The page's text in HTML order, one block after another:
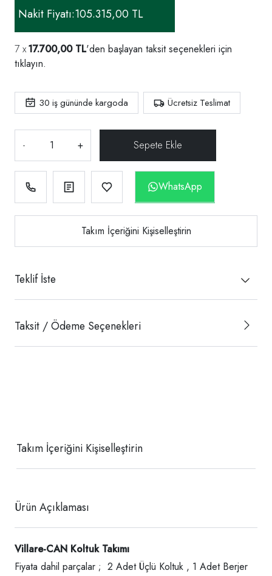
Nakit Fiyatı:105.315,00 TL
17.700,00 TL'den başlayan taksit seçenekleri için
tıklayın.
30 iş gününde kargoda Ücretsiz Teslimat
- +
WhatsApp
Takım İçeriğini Kişiselleştirin
Teklif İste
Taksit / Ödeme Seçenekleri
Takım İçeriğini Kişiselleştirin
Ürün Açıklaması
Villare-CAN Koltuk Takımı
Fiyata dahil parçalar ; 2 Adet Üçlü Koltuk , 1 Adet Berjer